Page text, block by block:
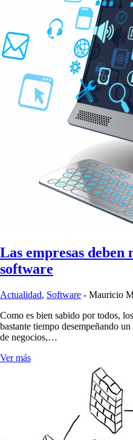
Las empresas deben
software
Actualidad, Software - Mauricio
Como es bien sabido por todos,
bastante tiempo desempeñando
de negocios,…
Ver más